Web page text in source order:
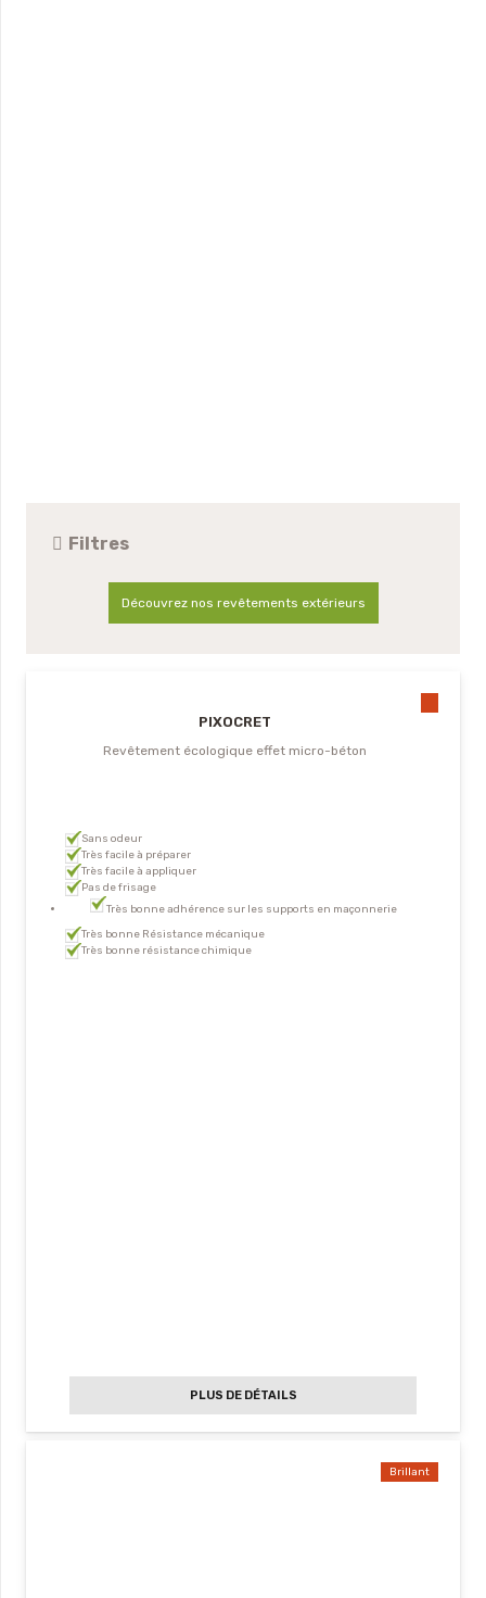
Filtres
Découvrez nos revêtements extérieurs
PIXOCRET
Revêtement écologique effet micro-béton
Sans odeur
Très facile à préparer
Très facile à appliquer
Pas de frisage
Très bonne adhérence sur les supports en maçonnerie
Très bonne Résistance mécanique
Très bonne résistance chimique
PLUS DE DÉTAILS
Brillant